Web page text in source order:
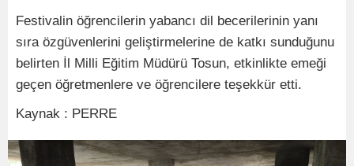
Festivalin öğrencilerin yabancı dil becerilerinin yanı
sıra özgüvenlerini geliştirmelerine de katkı sunduğunu
belirten İl Milli Eğitim Müdürü Tosun, etkinlikte emeği
geçen öğretmenlere ve öğrencilere teşekkür etti.
Kaynak : PERRE